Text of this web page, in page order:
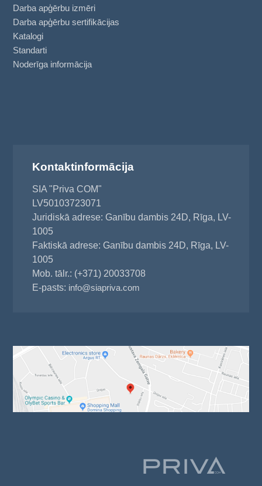
Darba apģērbu izmēri
Darba apģērbu sertifikācijas
Katalogi
Standarti
Noderīga informācija
Kontaktinformācija
SIA "Priva COM"
LV50103723071
Juridiskā adrese: Ganību dambis 24D, Rīga, LV-
1005
Faktiskā adrese: Ganību dambis 24D, Rīga, LV-
1005
Mob. tālr.: (+371) 20033708
E-pasts: info@siapriva.com